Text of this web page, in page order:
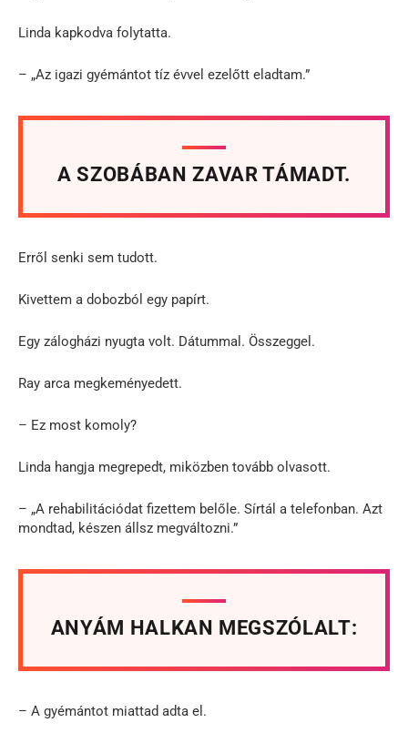
Linda kapkodva folytatta.
– „Az igazi gyémántot tíz évvel ezelőtt eladtam.”
A SZOBÁBAN ZAVAR TÁMADT.
Erről senki sem tudott.
Kivettem a dobozból egy papírt.
Egy zálogházi nyugta volt. Dátummal. Összeggel.
Ray arca megkeményedett.
– Ez most komoly?
Linda hangja megrepedt, miközben tovább olvasott.
– „A rehabilitációdat fizettem belőle. Sírtál a telefonban. Azt
mondtad, készen állsz megváltozni.”
ANYÁM HALKAN MEGSZÓLALT:
– A gyémántot miattad adta el.